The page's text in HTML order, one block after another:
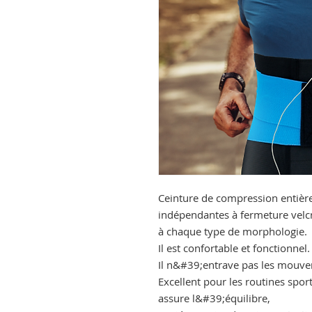
Ceinture de compression
indépendantes à fermeture
à chaque type de morphologie.
Il est confortable et
Il n&#39;entrave pas les
Excellent pour les routines
assure l&#39;équilibre,